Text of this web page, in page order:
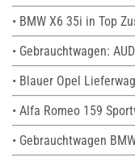
• BMW X6 35i in Top
• Gebrauchtwagen:
• Blauer Opel
• Alfa Romeo 159
• Gebrauchtwagen